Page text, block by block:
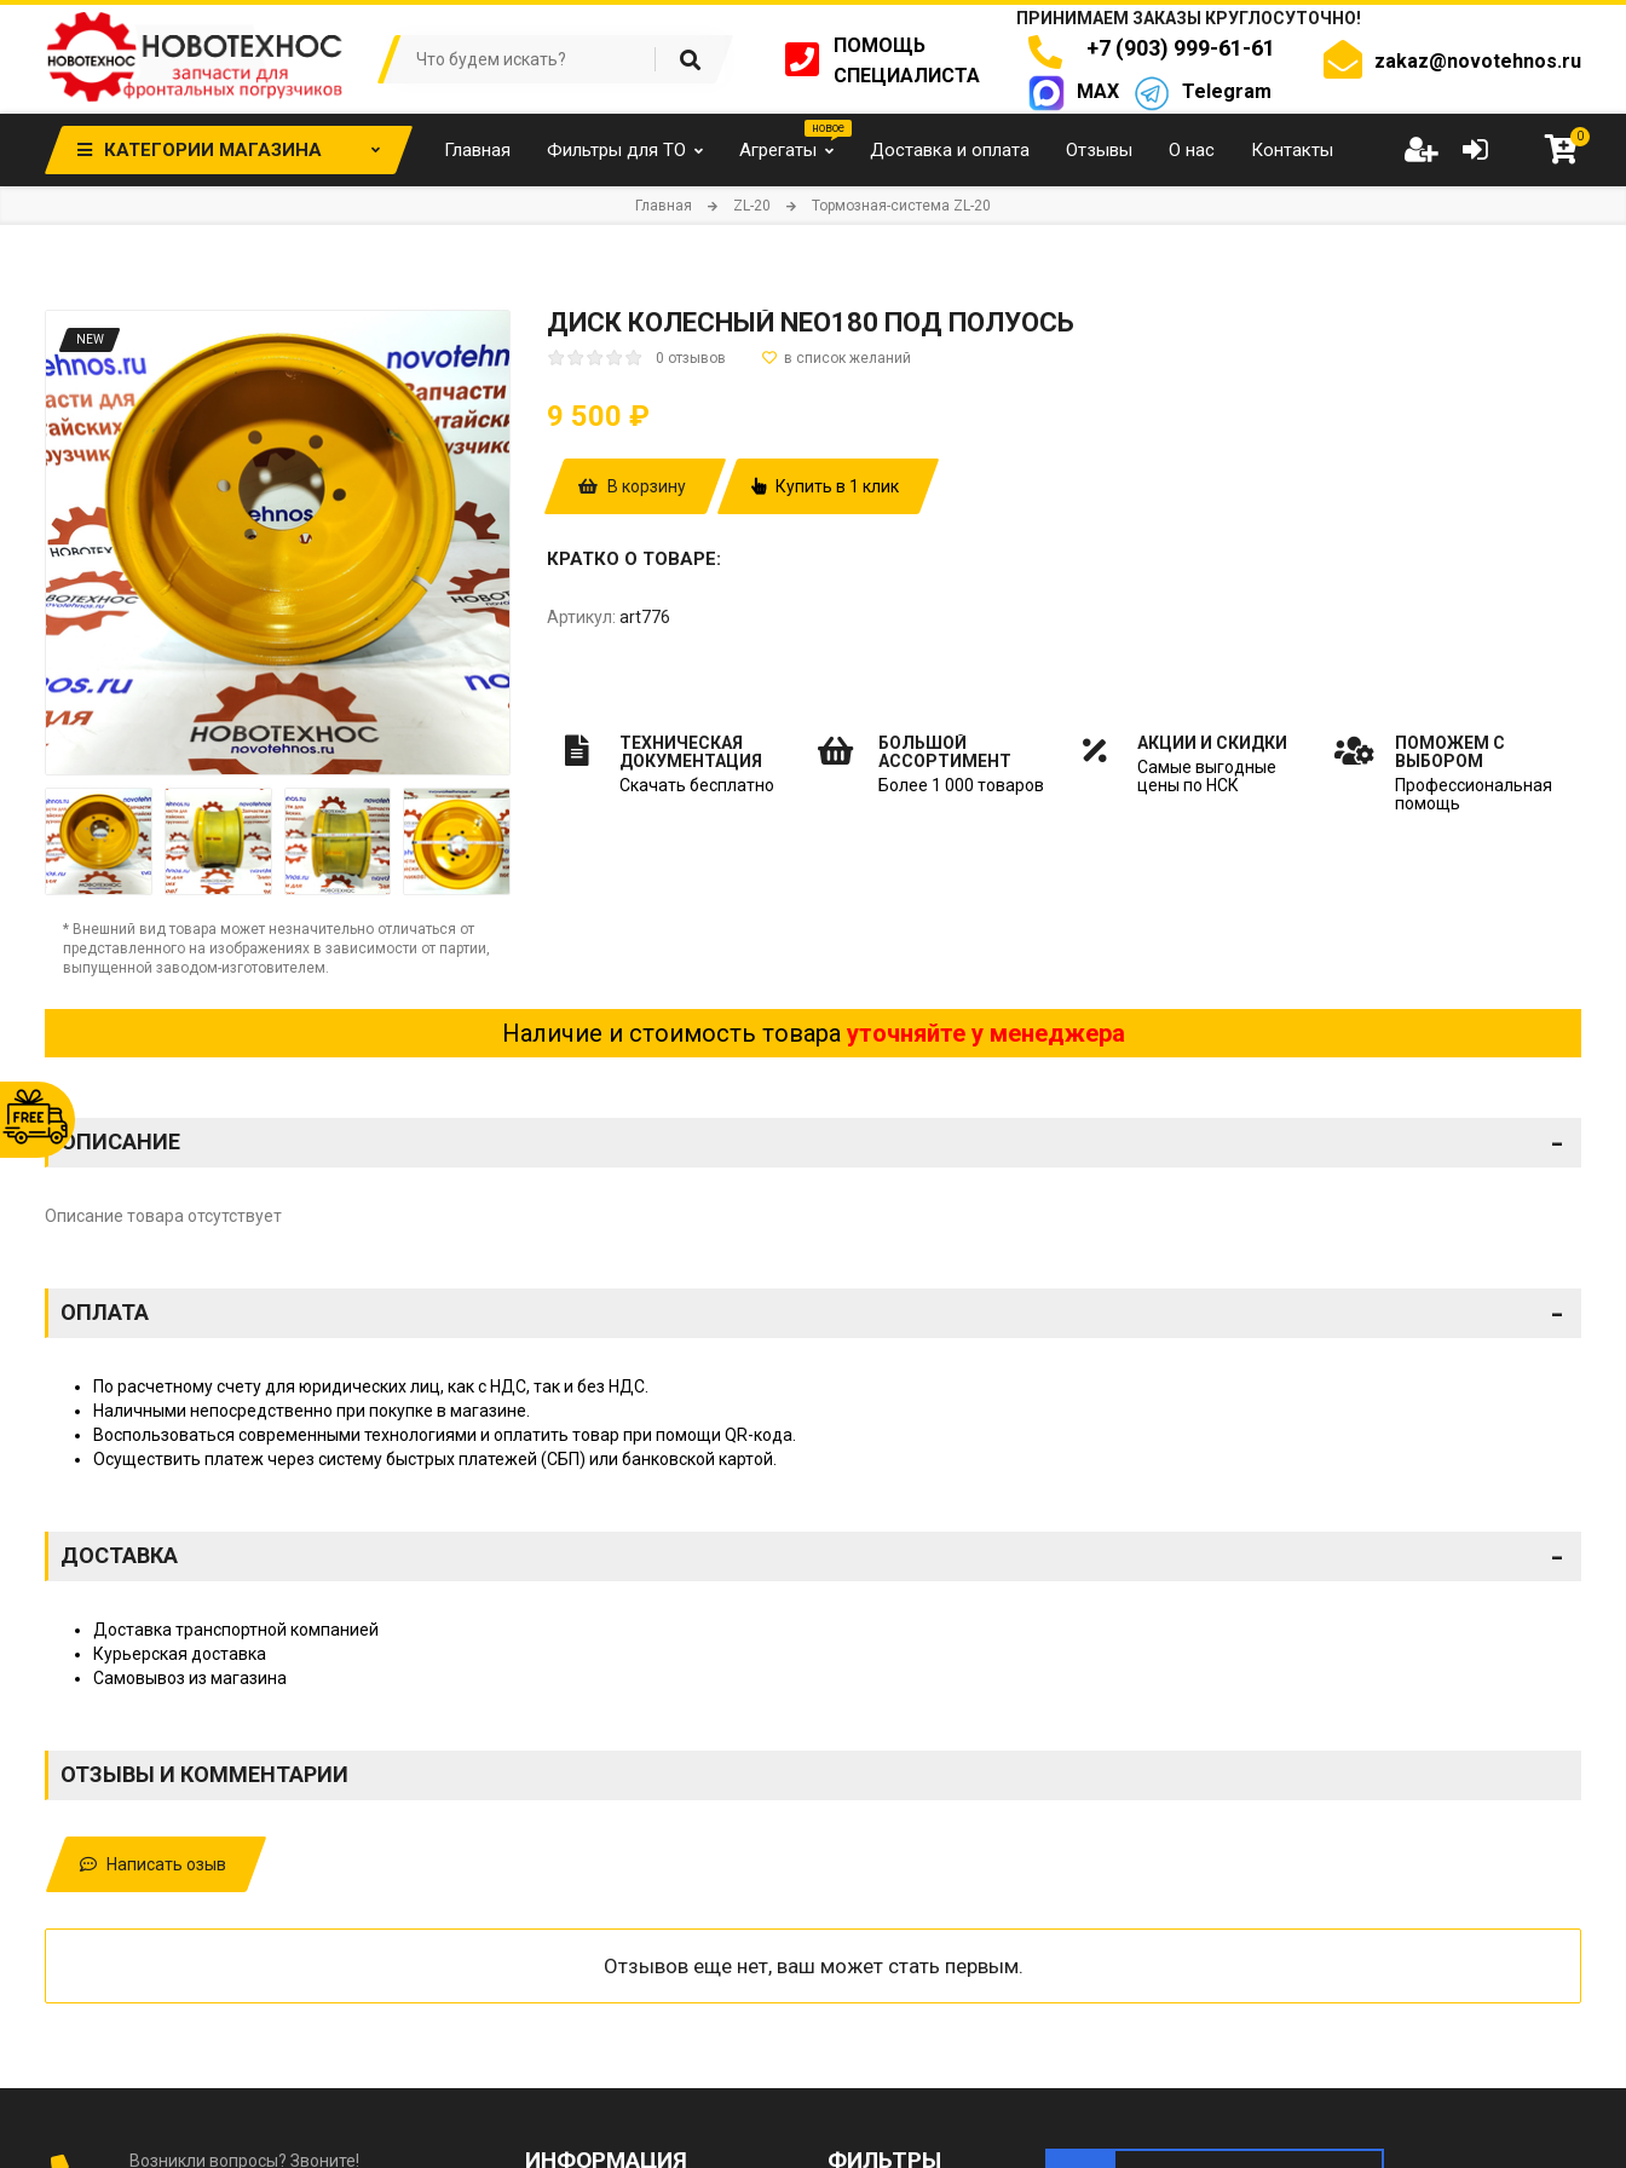
ПОМОЩЬ
СПЕЦИАЛИСТА
ПРИНИМАЕМ ЗАКАЗЫ КРУГЛОСУТОЧНО!
+7 (903) 999-61-61
MAX Telegram
zakaz@novotehnos.ru
КАТЕГОРИИ МАГАЗИНА Главная Фильтры для ТО Агрегаты Доставка и оплата Отзывы О нас Контакты
0
Главная ZL-20 Тормозная-система ZL-20
NEW
* Внешний вид товара может незначительно отличаться от
представленного на изображениях в зависимости от партии,
выпущенной заводом-изготовителем.
ДИСК КОЛЕСНЫЙ NEO180 ПОД ПОЛУОСЬ
0 отзывов
9 500 ₽
В корзину Купить в 1 клик
КРАТКО О ТОВАРЕ:
Артикул: art776
ТЕХНИЧЕСКАЯ
ДОКУМЕНТАЦИЯ
Скачать бесплатно
БОЛЬШОЙ
АССОРТИМЕНТ
Более 1 000 товаров
АКЦИИ И СКИДКИ
Самые выгодные
цены по НСК
ПОМОЖЕМ С
ВЫБОРОМ
Профессиональная
помощь
Наличие и стоимость товара уточняйте у менеджера
ОПИСАНИЕ -
Описание товара отсутствует
ОПЛАТА -
По расчетному счету для юридических лиц, как с НДС, так и без НДС.
Наличными непосредственно при покупке в магазине.
Воспользоваться современными технологиями и оплатить товар при помощи QR-кода.
Осуществить платеж через систему быстрых платежей (СБП) или банковской картой.
ДОСТАВКА -
Доставка транспортной компанией
Курьерская доставка
Самовывоз из магазина
ОТЗЫВЫ И КОММЕНТАРИИ
Написать озыв
Отзывов еще нет, ваш может стать первым.
Возникли вопросы? Звоните! ИНФОРМАЦИЯ ФИЛЬТРЫ